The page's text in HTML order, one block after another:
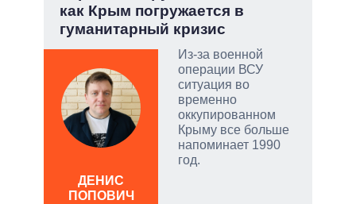
как Крым погружается в
гуманитарный кризис
Из-за военной
операции ВСУ
ситуация во
временно
оккупированном
Крыму все больше
напоминает 1990
год.
ДЕНИС
ПОПОВИЧ